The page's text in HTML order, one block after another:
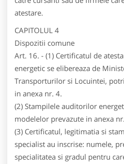
atestare.
CAPITOLUL 4
Dispozitii comune
Art. 16. - (1) Certificatul de
energetic se elibereaza de
Transporturilor si Locuintei,
in anexa nr. 4.
(2) Stampilele auditorilor
modelelor prevazute in anexa
(3) Certificatul, legitimatia si
specialist au inscrise: numele,
specialitatea si gradul pentru